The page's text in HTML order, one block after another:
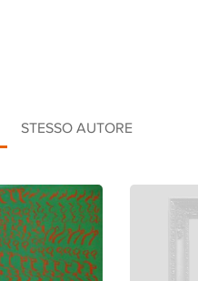
STESSO AUTORE